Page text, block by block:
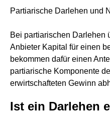
Partiarische Darlehen und
Bei partiarischen Darlehen
Anbieter Kapital für einen
bekommen dafür einen
partiarische Komponente
erwirtschafteten Gewinn
Ist ein Darlehen